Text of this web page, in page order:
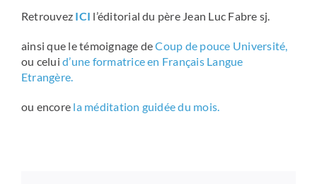
Retrouvez ICI l’éditorial du père Jean Luc Fabre sj.
ainsi que le témoignage deCoup de pouce Université,
ou celuid’une formatrice en Français Langue
Etrangère.
ou encore la méditation guidée du mois.